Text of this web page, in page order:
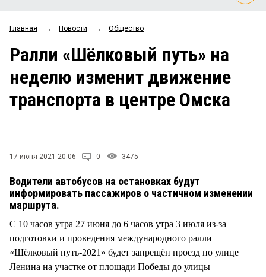
ОБЩЕСТВО
ЗАКОН
НОВОСТИ КОМПАНИЙ
Рейтинги
Блоги
Архив
Главная → Новости → Общество
Ралли «Шёлковый путь» на
неделю изменит движение
транспорта в центре Омска
17 июня 2021 20:06 0 3475
Водители автобусов на остановках будут
информировать пассажиров о частичном изменении
маршрута.
С 10 часов утра 27 июня до 6 часов утра 3 июля из-за
подготовки и проведения международного ралли
«Шёлковый путь-2021» будет запрещён проезд по улице
Ленина на участке от площади Победы до улицы